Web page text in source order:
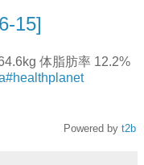
15]
体脂肪率 12.2%
#healthplanet
Powered by t2b